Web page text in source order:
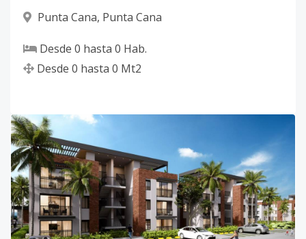
Punta Cana, Punta Cana
Desde 0 hasta 0 Hab.
Desde 0 hasta 0 Mt2